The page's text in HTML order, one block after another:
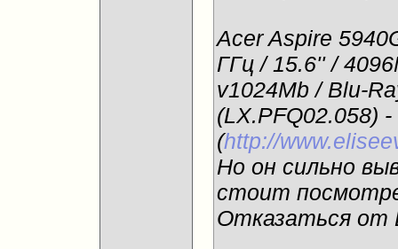
Acer Aspire
ГГц / 15.6'' /
v1024Mb / Blu-
(LX.PFQ02.058)
(http://
Но он сильно
стоит
Отказаться от